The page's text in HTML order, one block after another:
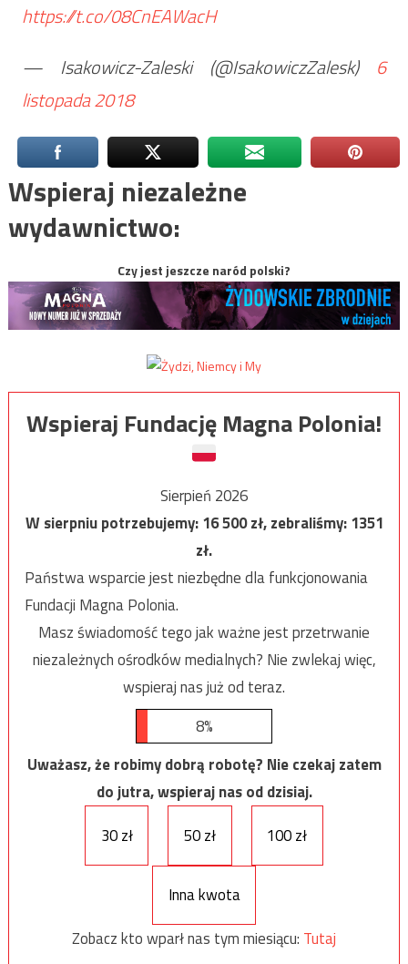
https://t.co/08CnEAWacH
— Isakowicz-Zaleski (@IsakowiczZalesk) 6
listopada 2018
Wspieraj niezależne
wydawnictwo:
Czy jest jeszcze naród polski?
Wspieraj Fundację Magna Polonia!
Sierpień 2026
W sierpniu potrzebujemy:16 500zł, zebraliśmy:1351
zł.
Państwa wsparcie jest niezbędne dla funkcjonowania
Fundacji Magna Polonia.
Masz świadomość tego jak ważne jest przetrwanie
niezależnych ośrodków medialnych? Nie zwlekaj więc,
wspieraj nas już od teraz.
8%
Uważasz, że robimy dobrą robotę? Nie czekaj zatem
do jutra, wspieraj nas od dzisiaj.
30 zł
50 zł 100 zł
Inna kwota
Zobacz kto wparł nas tym miesiącu: Tutaj